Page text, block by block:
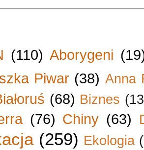
(110) Aborygeni
Piwar (38) Anna
(68) Biznes
(76) Chiny (63)
(259) Ekologia